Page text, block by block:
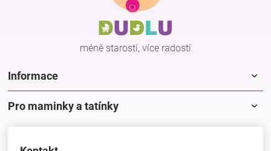
méně starostí, více radostí
Informace
Pro maminky a tatínky